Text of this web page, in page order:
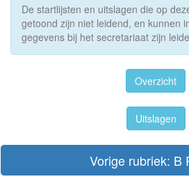
De startlijsten en uitslagen die op
getoond zijn niet leidend, en kunnen
gegevens bij het secretariaat zijn
Overzicht
Uitslagen
Vorige rubriek: B